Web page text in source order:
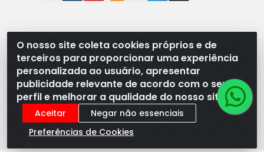
O nosso site coleta cookies próprios e de
terceiros para proporcionar uma experiência
personalizada ao usuário, apresentar
publicidade relevante de acordo com o seu
perfil e melhorar a qualidade do nosso site.
Aceitar
Negar não essenciais
Preferências de Cookies
REMA DISTRIBUIDORA E REPRESENTAÇÕES DE PRODUTOS
LACTEOS LTDA - VIA DPI 6 QD 4 LOTES 13 E 14, BAIRRO DPI
- MORRINHOS/GO - CEP:75.653-408 - CNPJ:
03.369.186/0001-49